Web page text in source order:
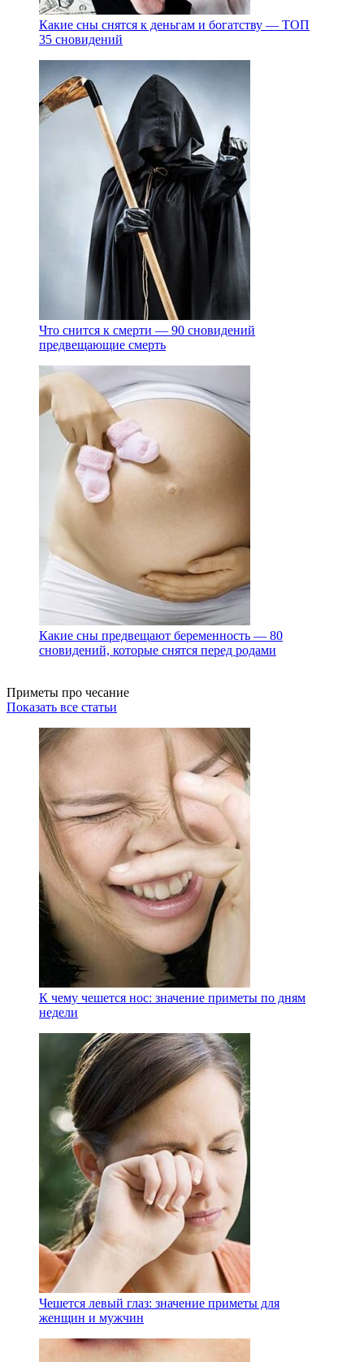
Какие сны снятся к деньгам и богатству — ТОП
35 сновидений
Что снится к смерти — 90 сновидений
предвещающие смерть
Какие сны предвещают беременность — 80
сновидений, которые снятся перед родами
Приметы про чесание
Показать все статьи
К чему чешется нос: значение приметы по дням
недели
Чешется левый глаз: значение приметы для
женщин и мужчин